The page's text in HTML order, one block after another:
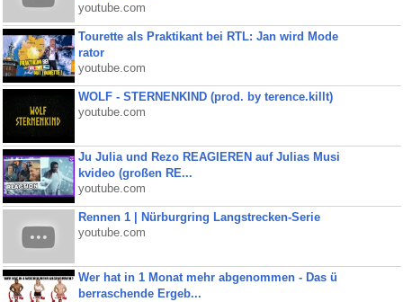
youtube.com
Tourette als Praktikant bei RTL: Jan wird Mode
rator
youtube.com
WOLF - STERNENKIND (prod. by terence.killt)
youtube.com
Ju Julia und Rezo REAGIEREN auf Julias Musi
kvideo (großen RE...
youtube.com
Rennen 1 | Nürburgring Langstrecken-Serie
youtube.com
Wer hat in 1 Monat mehr abgenommen - Das ü
berraschende Ergeb...